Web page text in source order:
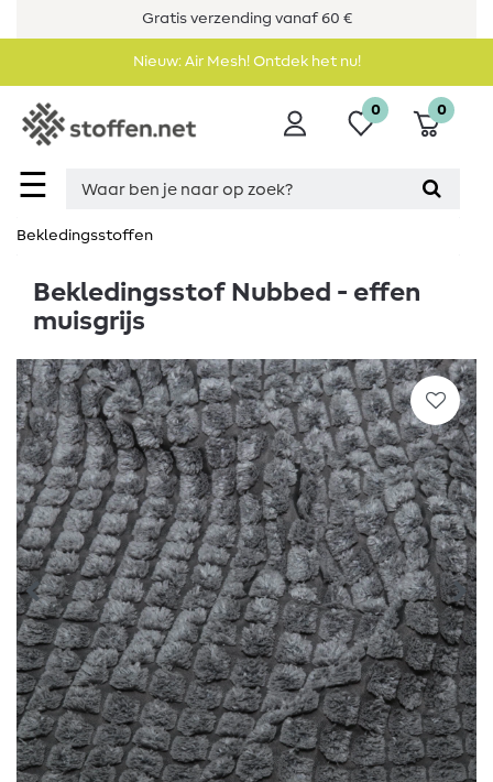
Gratis verzending vanaf 60 €
Nieuw: Air Mesh! Ontdek het nu!
☰
0 0
Bekledingsstoffen
Bekledingsstof Nubbed - effen
muisgrijs